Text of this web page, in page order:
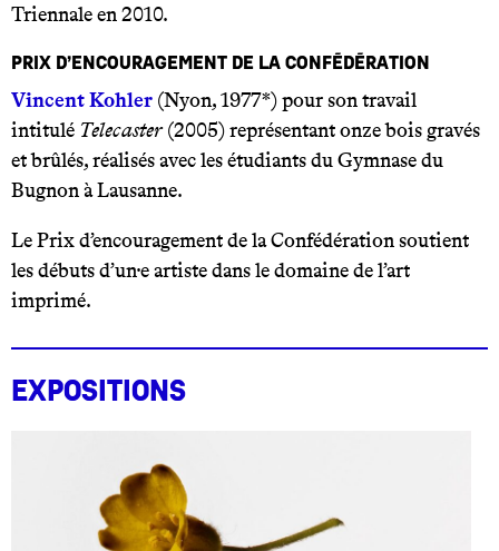
Triennale en 2010.
Prix d’encouragement de la Confédération
Vincent Kohler (Nyon, 1977*) pour son travail
intitulé Telecaster(2005) représentant onze bois gravés
et brûlés, réalisés avec les étudiants du Gymnase du
Bugnon à Lausanne.
Le Prix d’encouragement de la Confédération soutient
les débuts d’un·e artiste dans le domaine de l’art
imprimé.
Expositions